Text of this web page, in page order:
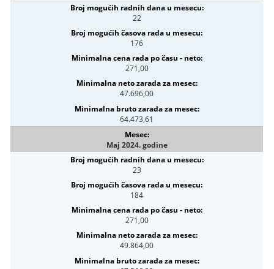
22
176
271,00
47.696,00
64.473,61
Maj 2024. godine
23
184
271,00
49.864,00